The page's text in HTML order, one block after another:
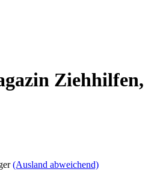
Ziehhilfen,
(Ausland abweichend)